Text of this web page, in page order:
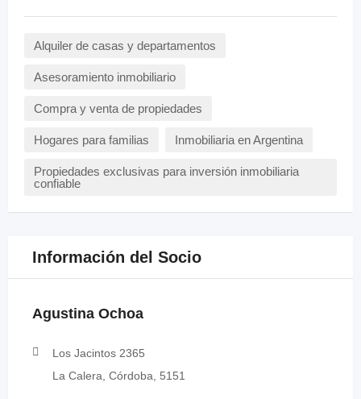
Alquiler de casas y departamentos
Asesoramiento inmobiliario
Compra y venta de propiedades
Hogares para familias Inmobiliaria en Argentina
Propiedades exclusivas para inversión inmobiliaria
confiable
Información del Socio
Agustina Ochoa
Los Jacintos 2365
La Calera, Córdoba, 5151